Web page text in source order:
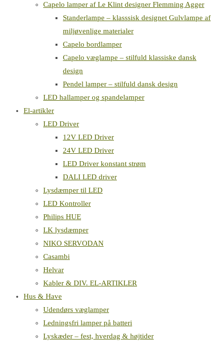
Capelo lamper af Le Klint designer Flemming Agger
Standerlampe – klasssisk designet Gulvlampe af
miljøvenlige materialer
Capelo bordlamper
Capelo væglampe – stilfuld klassiske dansk
design
Pendel lamper – stilfuld dansk design
LED hallamper og spandelamper
El-artikler
LED Driver
12V LED Driver
24V LED Driver
LED Driver konstant strøm
DALI LED driver
Lysdæmper til LED
LED Kontroller
Philips HUE
LK lysdæmper
NIKO SERVODAN
Casambi
Helvar
Kabler & DIV. EL-ARTIKLER
Hus & Have
Udendørs væglamper
Ledningsfri lamper på batteri
Lyskæder – fest, hverdag & højtider